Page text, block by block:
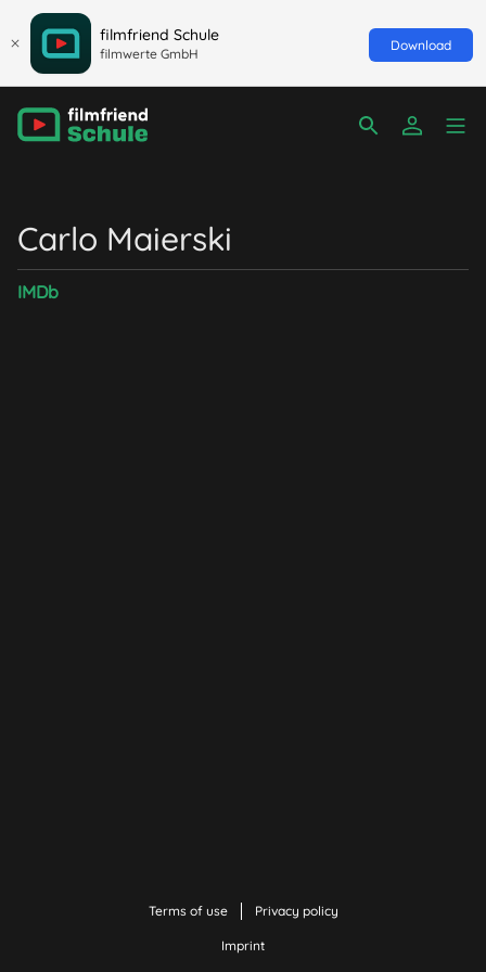
filmfriend Schule
filmwerte GmbH
Download
Carlo Maierski
IMDb
Terms of use Privacy policy
Imprint